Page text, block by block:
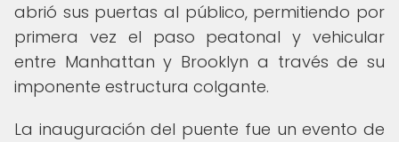
abrió sus puertas al público, permitiendo por
primera vez el paso peatonal y vehicular
entre Manhattan y Brooklyn a través de su
imponente estructura colgante.
La inauguración del puente fue un evento de